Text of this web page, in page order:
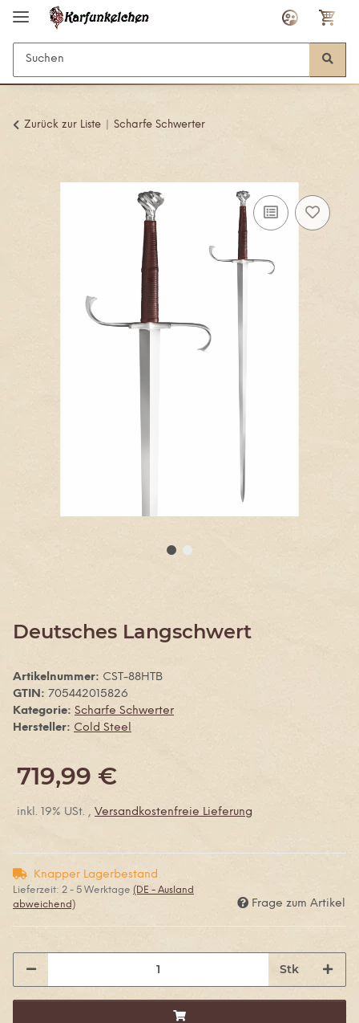
Zurück zur Liste Scharfe Schwerter
Deutsches Langschwert
Artikelnummer: CST-88HTB
GTIN: 705442015826
Kategorie: Scharfe Schwerter
Hersteller: Cold Steel
719,99 €
inkl. 19% USt. , Versandkostenfreie Lieferung
Knapper Lagerbestand
Lieferzeit: 2 - 5 Werktage (DE - Ausland
abweichend)
Frage zum Artikel
Stk